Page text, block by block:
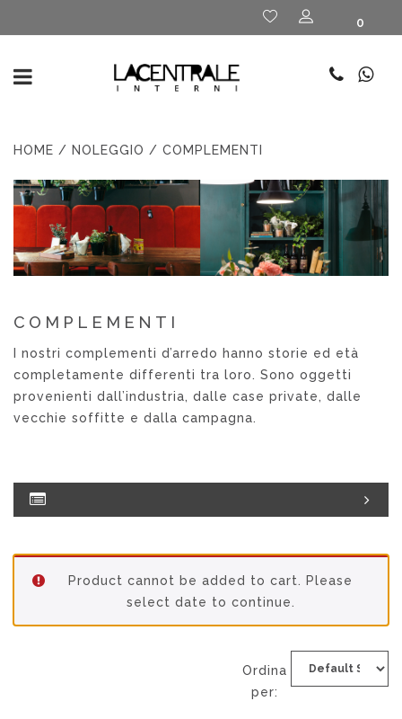
0
HOME / NOLEGGIO / COMPLEMENTI
COMPLEMENTI
I nostri complementi d’arredo hanno storie ed età
completamente differenti tra loro. Sono oggetti
provenienti dall’industria, dalle case private, dalle
vecchie soffitte e dalla campagna.
Product cannot be added to cart. Please
select date to continue.
Ordina
per: